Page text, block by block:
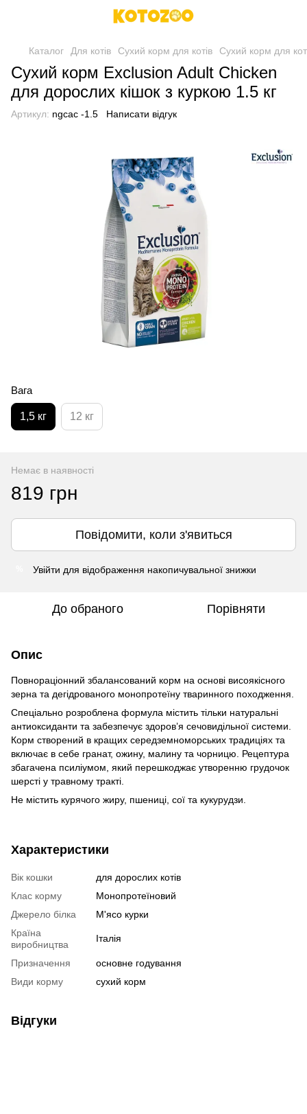
Каталог Для котів Сухий корм для котів Сухий корм для
Сухий корм Exclusion Adult Chicken
для дорослих кішок з куркою 1.5 кг
Артикул: ngcac -1.5 Написати відгук
Вага
1,5 кг 12 кг
Немає в наявності
819 грн
Повідомити, коли з'явиться
Увійти для відображення накопичувальної знижки
До обраного Порівняти
Опис
Повнораціонний збалансований корм на основі висоякісного
зерна та дегідрованого монопротеїну тваринного походження.
Спеціально розроблена формула містить тільки натуральні
антиоксиданти та забезпечує здоров’я сечовидільної системи.
Корм створений в кращих середземноморських традиціях та
включає в себе гранат, ожину, малину та чорницю. Рецептура
збагачена псиліумом, який перешкоджає утворенню грудочок
шерсті у травному тракті.
Не містить курячого жиру, пшениці, сої та кукурудзи.
Характеристики
Вік кошки
для дорослих котів
Клас корму
Монопротеїновий
Джерело білка
М'ясо курки
Країна
виробництва
Італія
Призначення
основне годування
Види корму
сухий корм
Відгуки